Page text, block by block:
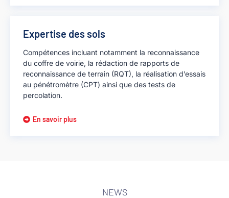
Expertise des sols
Compétences incluant notamment la reconnaissance
du coffre de voirie, la rédaction de rapports de
reconnaissance de terrain (RQT), la réalisation d’essais
au pénétromètre (CPT) ainsi que des tests de
percolation.
En savoir plus
NEWS